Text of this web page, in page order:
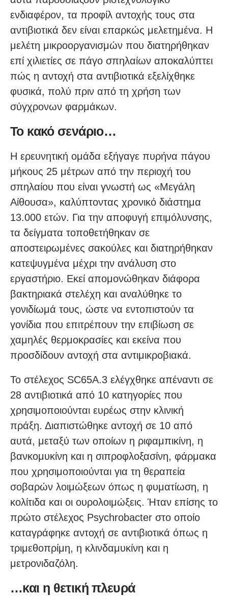
ενδιαφέρον, τα προφίλ αντοχής τους στα
αντιβιοτικά δεν είναι επαρκώς μελετημένα. Η
μελέτη μικροοργανισμών που διατηρήθηκαν
επί χιλιετίες σε πάγο σπηλαίων αποκαλύπτει
πώς η αντοχή στα αντιβιοτικά εξελίχθηκε
φυσικά, πολύ πριν από τη χρήση των
σύγχρονων φαρμάκων.
Το κακό σενάριο…
Η ερευνητική ομάδα εξήγαγε πυρήνα πάγου
μήκους 25 μέτρων από την περιοχή του
σπηλαίου που είναι γνωστή ως «Μεγάλη
Αίθουσα», καλύπτοντας χρονικό διάστημα
13.000 ετών. Για την αποφυγή επιμόλυνσης,
τα δείγματα τοποθετήθηκαν σε
αποστειρωμένες σακούλες και διατηρήθηκαν
κατεψυγμένα μέχρι την ανάλυση στο
εργαστήριο. Εκεί απομονώθηκαν διάφορα
βακτηριακά στελέχη και αναλύθηκε το
γονιδίωμά τους, ώστε να εντοπιστούν τα
γονίδια που επιτρέπουν την επιβίωση σε
χαμηλές θερμοκρασίες και εκείνα που
προσδίδουν αντοχή στα αντιμικροβιακά.
Το στέλεχος SC65A.3 ελέγχθηκε απέναντι σε
28 αντιβιοτικά από 10 κατηγορίες που
χρησιμοποιούνται ευρέως στην κλινική
πράξη. Διαπιστώθηκε αντοχή σε 10 από
αυτά, μεταξύ των οποίων η ριφαμπικίνη, η
βανκομυκίνη και η σιπροφλοξασίνη, φάρμακα
που χρησιμοποιούνται για τη θεραπεία
σοβαρών λοιμώξεων όπως η φυματίωση, η
κολίτιδα και οι ουρολοιμώξεις. Ήταν επίσης το
πρώτο στέλεχος Psychrobacter στο οποίο
καταγράφηκε αντοχή σε αντιβιοτικά όπως η
τριμεθοπρίμη, η κλινδαμυκίνη και η
μετρονιδαζόλη.
…και η θετική πλευρά